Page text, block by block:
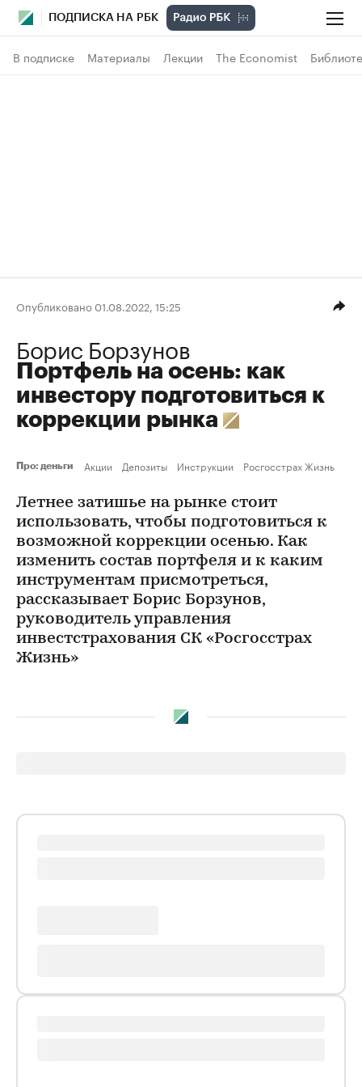
ПОДПИСКА НА РБК
В подписке Материалы Лекции The Economist
Опубликовано 01.08.2022, 15:25
Борис Борзунов
Портфель на осень: как
инвестору подготовиться к
коррекции рынка
Про: деньги Акции Депозиты Инструкции Росгосстрах Жизнь
Летнее затишье на рынке стоит
использовать, чтобы подготовиться к
возможной коррекции осенью. Как
изменить состав портфеля и к каким
инструментам присмотреться,
рассказывает Борис Борзунов,
руководитель управления
инвестстрахования СК «Росгосстрах
Жизнь»